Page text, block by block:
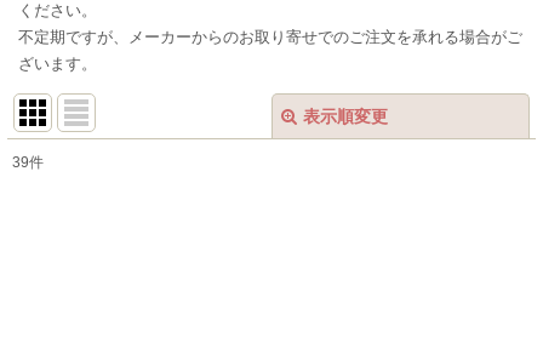
ください。
不定期ですが、メーカーからのお取り寄せでのご注文を承れる場合がご
ざいます。
表示順変更
39件